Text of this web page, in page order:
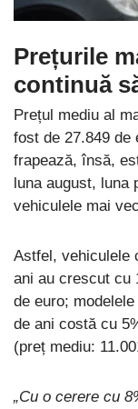
Prețurile
continuă
Prețul mediu al
fost de 27.849 de
frapează, însă,
luna august, luna
vehiculele mai
Astfel, vehiculele
ani au crescut cu
de euro;
de ani costă cu
(preț mediu:
„Cu o cerere cu